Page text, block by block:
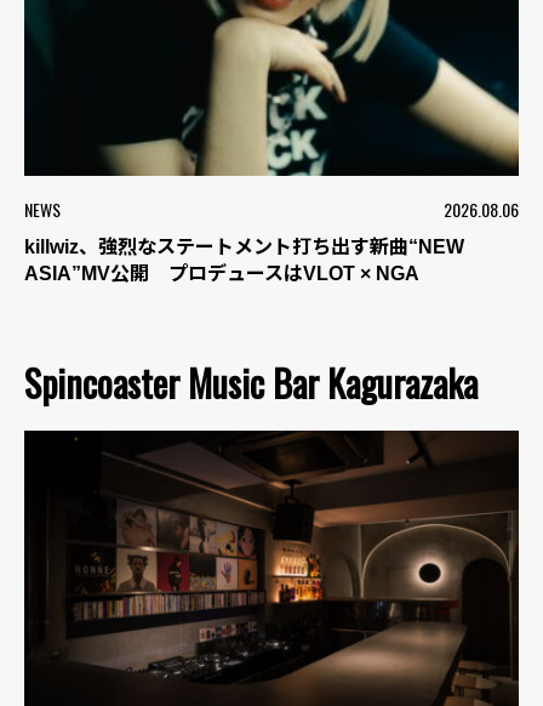
NEWS 2026.08.06
killwiz、強烈なステートメント打ち出す新曲“NEW
ASIA”MV公開 プロデュースはVLOT × NGA
Spincoaster Music Bar Kagurazaka